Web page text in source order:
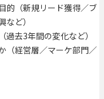
的（新規リード獲得／ブ
ど）
去3年間の変化など）
（経営層／マーケ部門／